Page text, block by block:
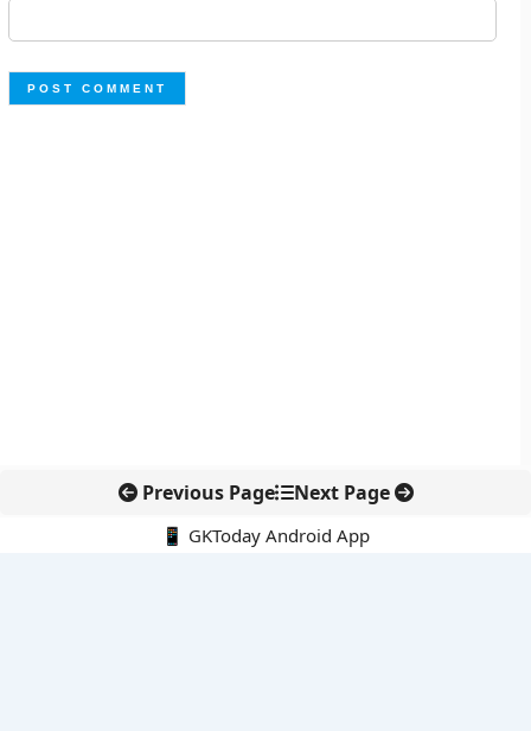
Previous Page Next Page
📱 GKToday Android App